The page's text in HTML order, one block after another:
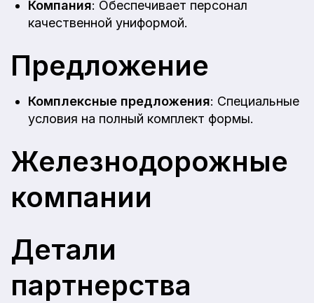
Компания: Обеспечивает персонал
качественной униформой.
Предложение
Комплексные предложения: Специальные
условия на полный комплект формы.
Железнодорожные
компании
Детали
партнерства